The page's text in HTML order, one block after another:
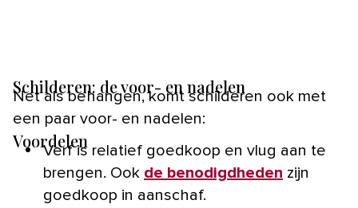
Schilderen: de voor- en nadelen
Net als behangen, komt schilderen ook met
een paar voor- en nadelen:
Voordelen
Verf is relatief goedkoop en vlug aan te
brengen. Ook de benodigdheden zijn
goedkoop in aanschaf.